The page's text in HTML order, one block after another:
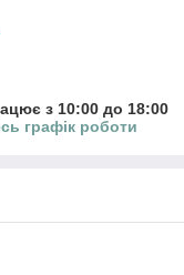
з 10:00 до 18:00
графік роботи